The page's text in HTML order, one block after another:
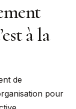
à la
de
pour